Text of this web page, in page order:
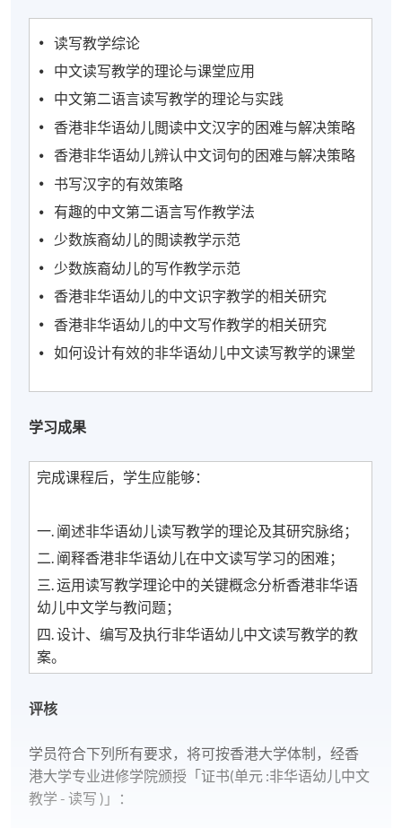
读写教学综论
中文读写教学的理论与课堂应用
中文第二语言读写教学的理论与实践
香港非华语幼儿閲读中文汉字的困难与解决策略
香港非华语幼儿辨认中文词句的困难与解决策略
书写汉字的有效策略
有趣的中文第二语言写作教学法
少数族裔幼儿的閲读教学示范
少数族裔幼儿的写作教学示范
香港非华语幼儿的中文识字教学的相关研究
香港非华语幼儿的中文写作教学的相关研究
如何设计有效的非华语幼儿中文读写教学的课堂
学习成果
完成课程后，学生应能够：
一. 阐述非华语幼儿读写教学的理论及其研究脉络；
二. 阐释香港非华语幼儿在中文读写学习的困难；
三. 运用读写教学理论中的关键概念分析香港非华语
幼儿中文学与教问题；
四. 设计、编写及执行非华语幼儿中文读写教学的教
案。
评核
学员符合下列所有要求，将可按香港大学体制，经香
港大学专业进修学院颁授「证书(单元 :非华语幼儿中文
教学 - 读写 )」：